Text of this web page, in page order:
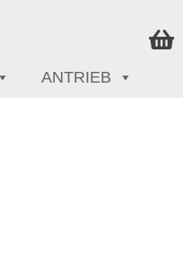
ANTRIEB